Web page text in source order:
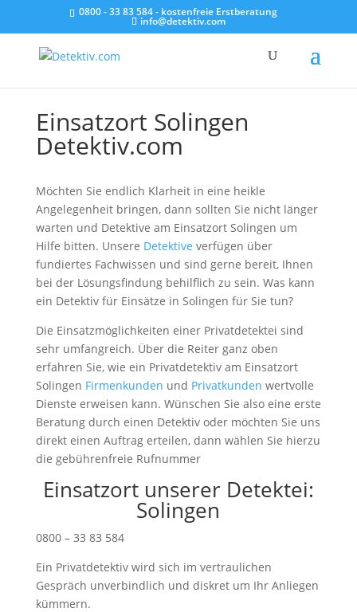
0800 - 33 83 584 - kostenfreie Erstberatung
info@detektiv.com
Einsatzort Solingen
Detektiv.com
Möchten Sie endlich Klarheit in eine heikle
Angelegenheit bringen, dann sollten Sie nicht länger
warten und Detektive am Einsatzort Solingen um
Hilfe bitten. Unsere Detektive verfügen über
fundiertes Fachwissen und sind gerne bereit, Ihnen
bei der Lösungsfindung behilflich zu sein. Was kann
ein Detektiv für Einsätze in Solingen für Sie tun?
Die Einsatzmöglichkeiten einer Privatdetektei sind
sehr umfangreich. Über die Reiter ganz oben
erfahren Sie, wie ein Privatdetektiv am Einsatzort
Solingen Firmenkunden und Privatkunden wertvolle
Dienste erweisen kann. Wünschen Sie also eine erste
Beratung durch einen Detektiv oder möchten Sie uns
direkt einen Auftrag erteilen, dann wählen Sie hierzu
die gebührenfreie Rufnummer
Einsatzort unserer Detektei:
Solingen
0800 – 33 83 584
Ein Privatdetektiv wird sich im vertraulichen
Gespräch unverbindlich und diskret um Ihr Anliegen
kümmern.